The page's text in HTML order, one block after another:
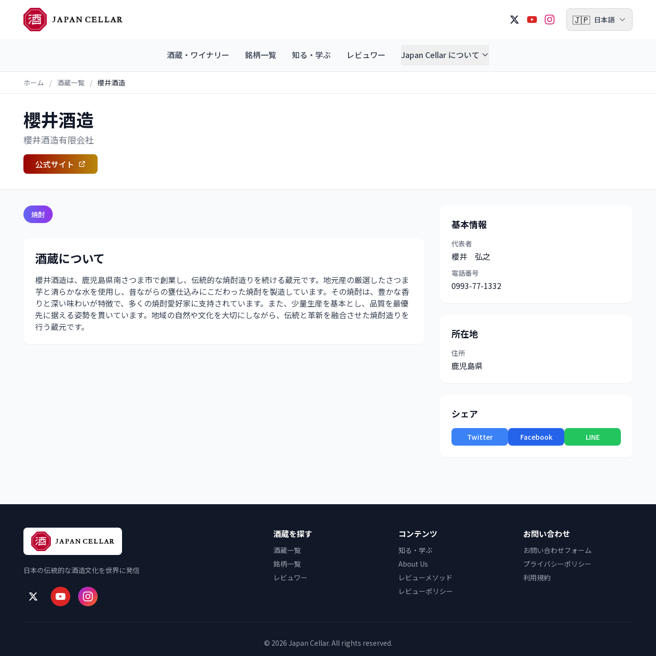
🇯🇵 日本語
酒蔵・ワイナリー 銘柄一覧 知る・学ぶ レビュワー Japan Cellar について
ホーム / 酒蔵一覧 / 櫻井酒造
櫻井酒造
櫻井酒造有限会社
公式サイト
焼酎
酒蔵について
櫻井酒造は、鹿児島県南さつま市で創業し、伝統的な焼酎造りを続ける蔵元です。地元産の厳選したさつま
芋と清らかな水を使用し、昔ながらの甕仕込みにこだわった焼酎を製造しています。その焼酎は、豊かな香
りと深い味わいが特徴で、多くの焼酎愛好家に支持されています。また、少量生産を基本とし、品質を最優
先に据える姿勢を貫いています。地域の自然や文化を大切にしながら、伝統と革新を融合させた焼酎造りを
行う蔵元です。
基本情報
代表者
櫻井 弘之
電話番号
0993-77-1332
所在地
住所
鹿児島県
シェア
Twitter Facebook LINE
日本の伝統的な酒造文化を世界に発信
酒蔵を探す
酒蔵一覧
銘柄一覧
レビュワー
コンテンツ
知る・学ぶ
About Us
レビューメソッド
レビューポリシー
お問い合わせ
お問い合わせフォーム
プライバシーポリシー
利用規約
© 2026 Japan Cellar. All rights reserved.